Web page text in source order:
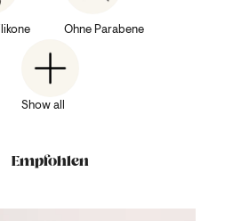
Ohne Parabene
Show all
Empfohlen